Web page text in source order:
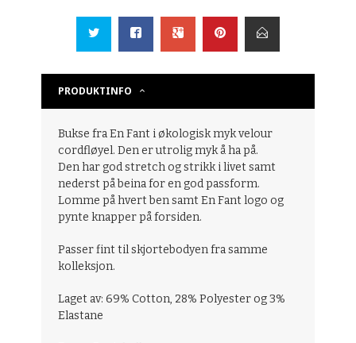
PRODUKTINFO
Bukse fra En Fant i økologisk myk velour
cordfløyel. Den er utrolig myk å ha på.
Den har god stretch og strikk i livet samt
nederst på beina for en god passform.
Lomme på hvert ben samt En Fant logo og
pynte knapper på forsiden.
Passer fint til skjortebodyen fra samme
kolleksjon.
Laget av: 69% Cotton, 28% Polyester og 3%
Elastane